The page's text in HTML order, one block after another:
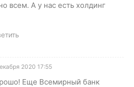
всем. А у нас есть холдинг
2020 17:55
Еще Всемирный банк